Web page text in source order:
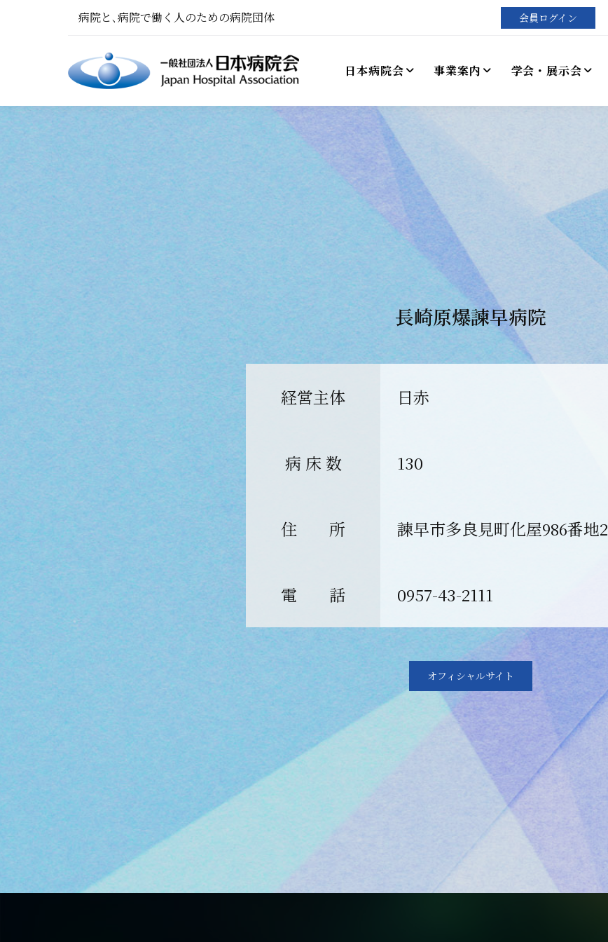
病院と､病院で働く人のための病院団体 会員ログイン
日本病院会 事業案内 学会・展示会
長崎原爆諫早病院
経営主体 日赤
病 床 数 130
住 所 諫早市多良見町化屋986番地2
電 話 0957-43-2111
オフィシャルサイト